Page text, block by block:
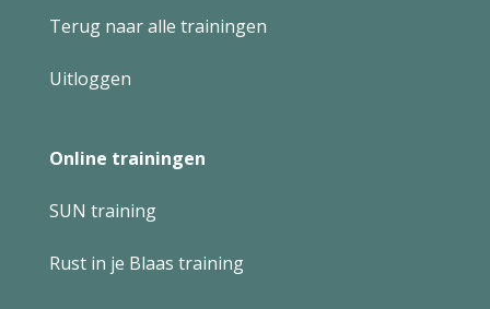
Terug naar alle trainingen
Uitloggen
Online trainingen
SUN training
Rust in je Blaas training